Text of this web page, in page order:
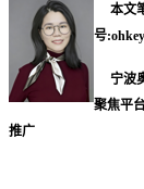
本文
号
宁波
聚焦平
推广